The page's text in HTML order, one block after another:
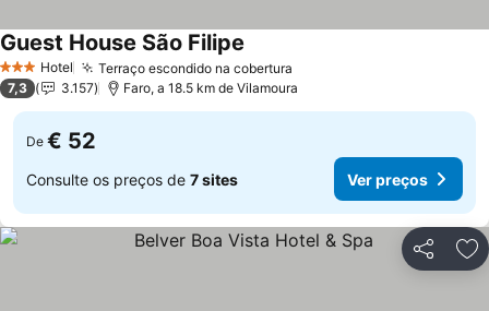
3 EstrelasHotel Terraço escondido na cobertura
Guest House São Filipe
7,3 3.157 Faro, a 18.5 km de Vilamoura
De € 52
Consulte os preços de 7 sites Ver preços
Partilhar